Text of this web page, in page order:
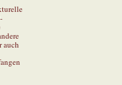
auch